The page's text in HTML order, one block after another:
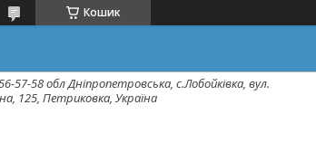
Кошик
57-58 обл Дніпропетровська, с.Лобойківка, вул.
125, Петриковка, Україна